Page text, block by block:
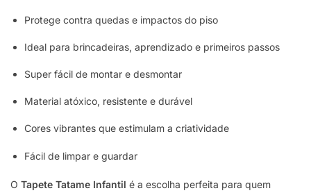
Protege contra quedas e impactos do piso
Ideal para brincadeiras, aprendizado e primeiros passos
Super fácil de montar e desmontar
Material atóxico, resistente e durável
Cores vibrantes que estimulam a criatividade
Fácil de limpar e guardar
O Tapete Tatame Infantil é a escolha perfeita para quem